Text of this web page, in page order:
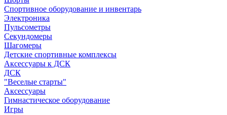
Спортивное оборудование и инвентарь
Электроника
Пульсометры
Секундомеры
Шагомеры
Детские спортивные комплексы
Аксессуары к ДСК
ДСК
"Веселые старты"
Аксессуары
Гимнастическое оборудование
Игры